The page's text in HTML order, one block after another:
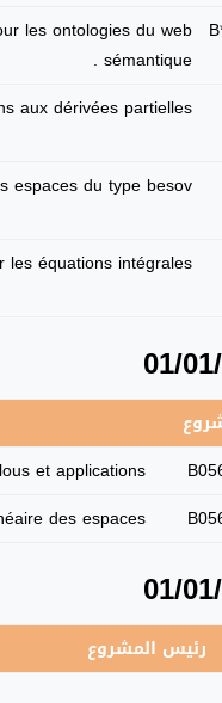
les ontologies du web
sémantique .
aux dérivées partielles.
du type besov .
les équations intégrales.
et applications.
des espaces.
رئيس المشروع